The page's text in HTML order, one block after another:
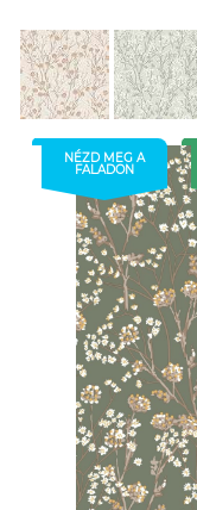
NÉZD MEG A
FALADON